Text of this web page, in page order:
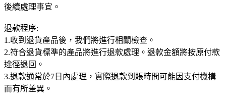
後續處理事宜。
退款程序:
1.收到退貨產品後，我們將進行相關檢查。
2.符合退貨標準的產品將進行退款處理。退款金額將按原付款
途徑退回。
3.退款通常於7日內處理，實際退款到賬時間可能因支付機構
而有所差異。